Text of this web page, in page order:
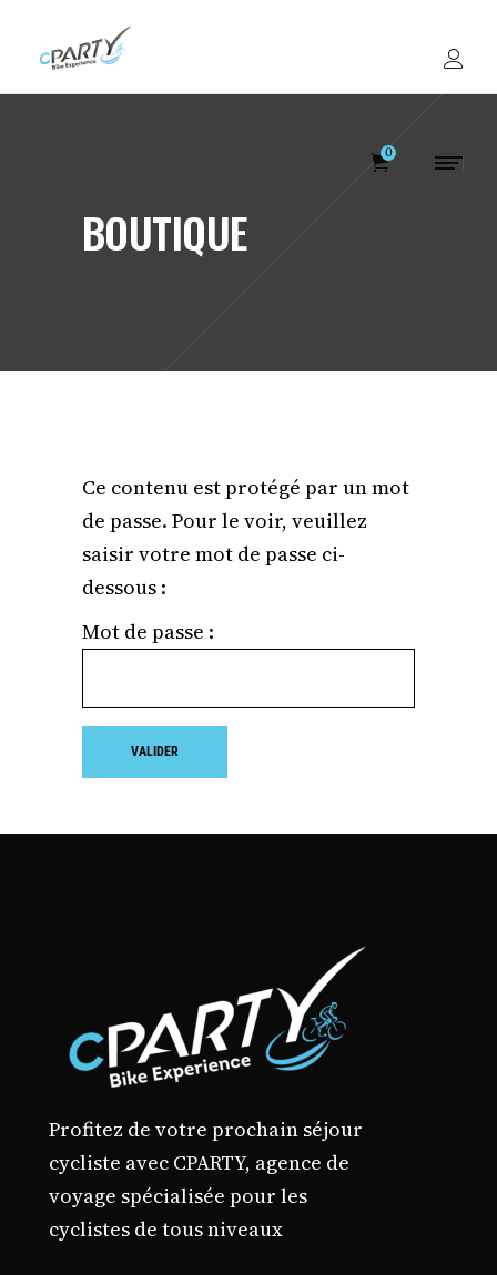
0
BOUTIQUE
Ce contenu est protégé par un mot
de passe. Pour le voir, veuillez
saisir votre mot de passe ci-
dessous :
Mot de passe :
Profitez de votre prochain séjour
cycliste avec CPARTY, agence de
voyage spécialisée pour les
cyclistes de tous niveaux